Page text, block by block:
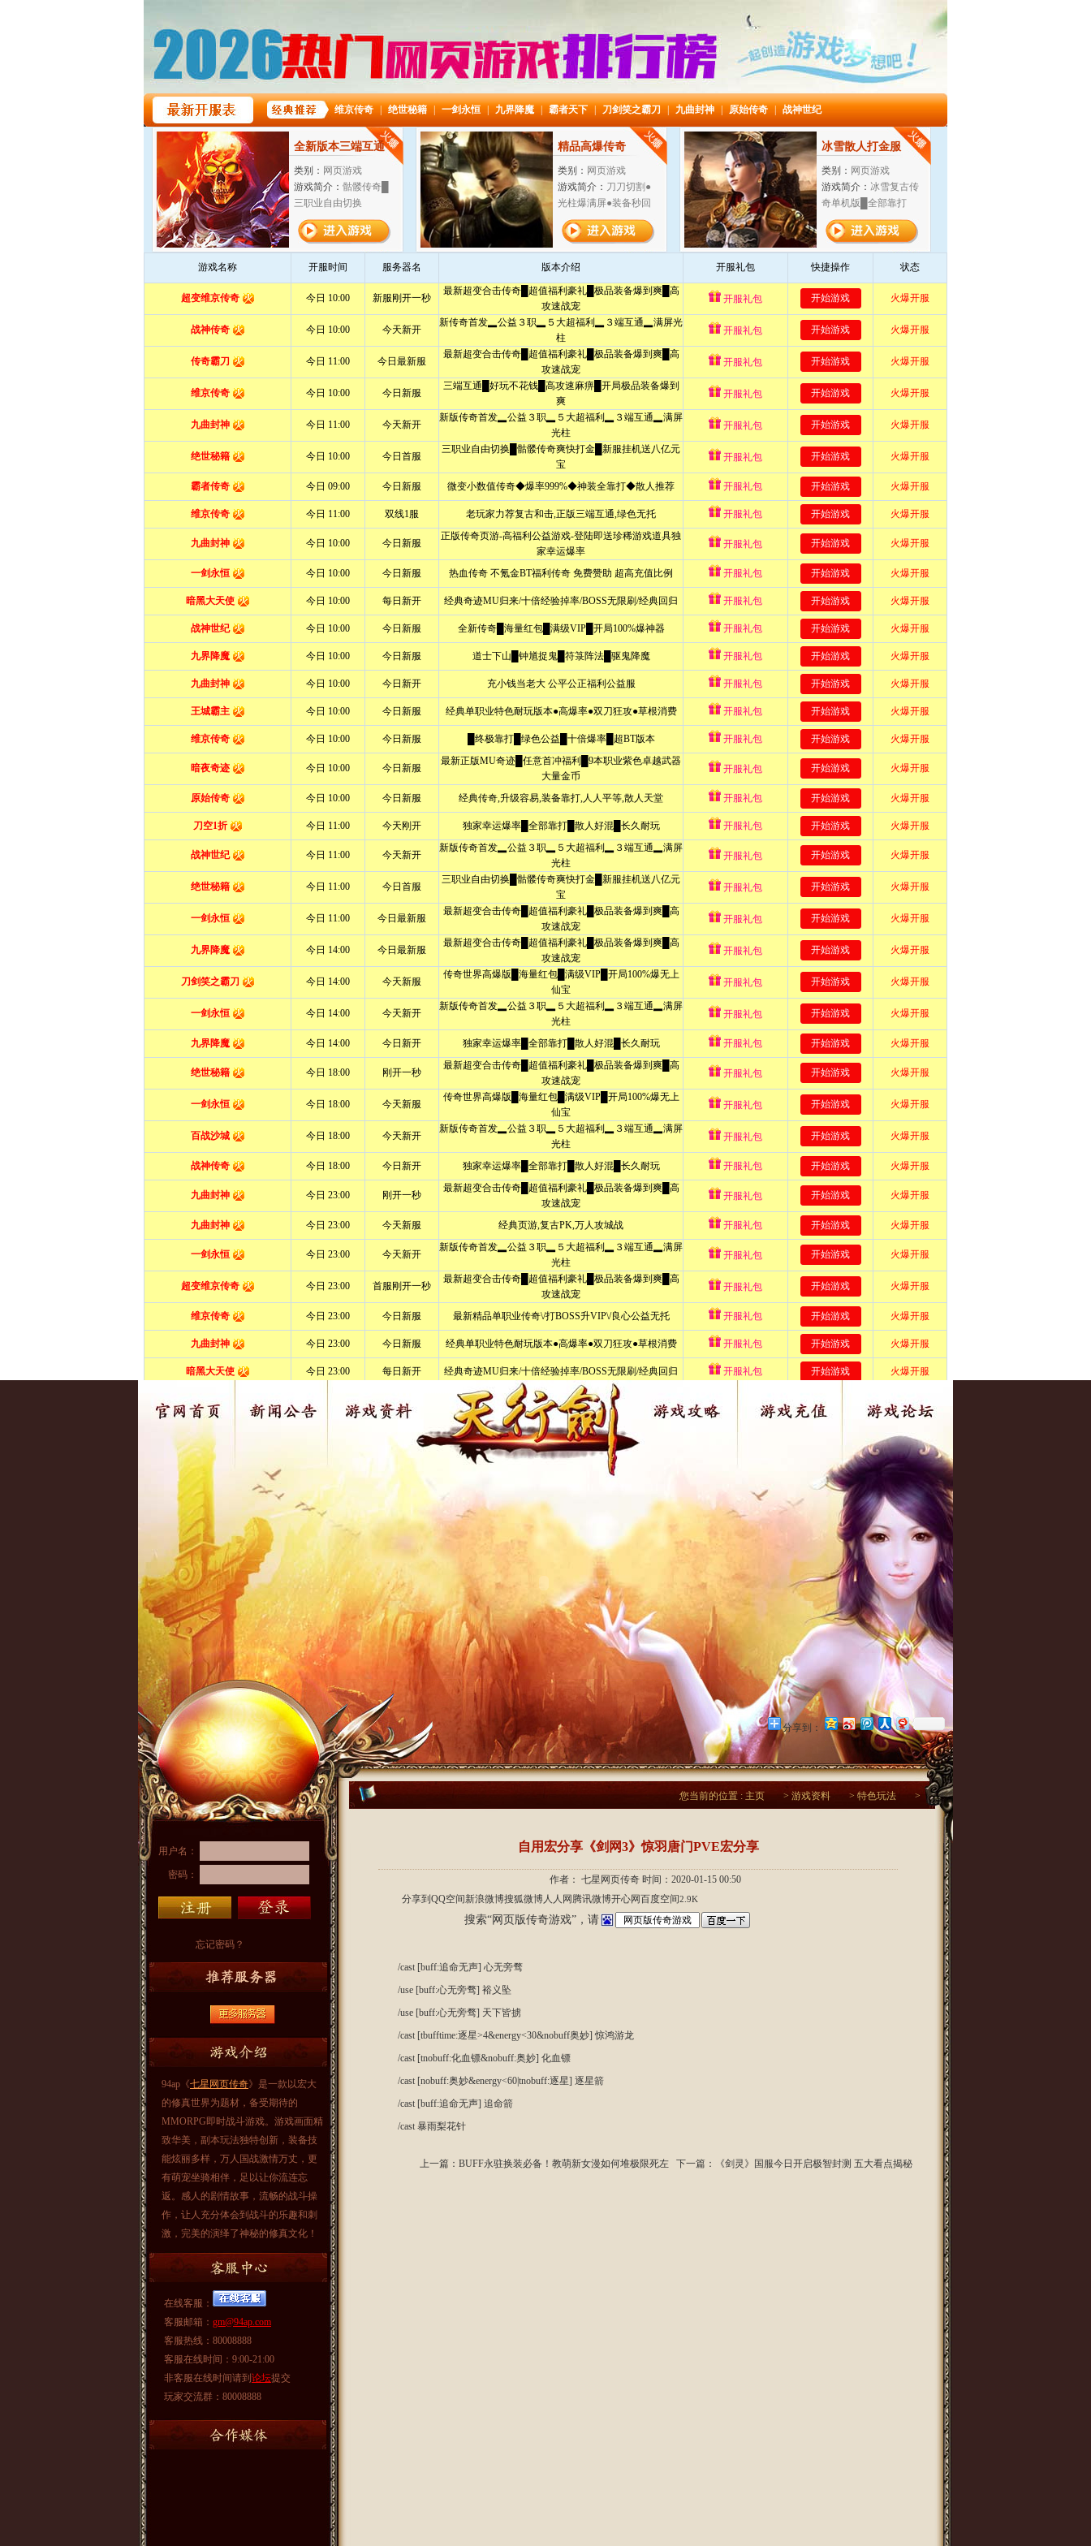
分享到：
用户名：
密码：
忘记密码？
94ap《七星网页传奇》是一款以宏大
的修真世界为题材，备受期待的
MMORPG即时战斗游戏。游戏画面精
致华美，副本玩法独特创新，装备技
能炫丽多样，万人国战激情万丈，更
有萌宠坐骑相伴，足以让你流连忘
返。感人的剧情故事，流畅的战斗操
作，让人充分体会到战斗的乐趣和刺
激，完美的演绎了神秘的修真文化！
在线客服：
客服邮箱： gm@94ap.com
客服热线：80008888
客服在线时间：9:00-21:00
非客服在线时间请到 论坛提交
玩家交流群：80008888
您当前的位置 : 主页 > 游戏资料 > 特色玩法 >
自用宏分享《剑网3》惊羽唐门PVE宏分享
作者： 七星网页传奇 时间：2020-01-15 00:50
分享到 QQ空间 新浪微博搜狐微博人人网 腾讯微博开心网百度空间2.9K
搜索“网页版传奇游戏”，请
/cast [buff:追命无声] 心无旁骛
/use [buff:心无旁骛] 裕义坠
/use [buff:心无旁骛] 天下皆掳
/cast [tbufftime:逐星>4&energy<30&nobuff奥妙] 惊鸿游龙
/cast [tnobuff:化血镖&nobuff:奥妙] 化血镖
/cast [nobuff:奥妙&energy<60|tnobuff:逐星] 逐星箭
/cast [buff:追命无声] 追命箭
/cast 暴雨梨花针
上一篇： BUFF永驻换装必备！教萌新女漫如何堆极限死左下一篇： 《剑灵》国服今日开启极智封测 五大看点揭秘